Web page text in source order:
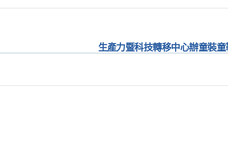
生產力暨科技轉移中心辦童裝